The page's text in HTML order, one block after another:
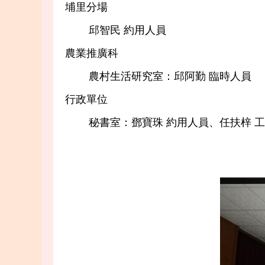
埔里分場
邱智民 約用人員
農業推廣科
農村生活研究室：邱阿勤 臨時人員
行政單位
秘書室：鄧寶珠 約用人員、任扶梓